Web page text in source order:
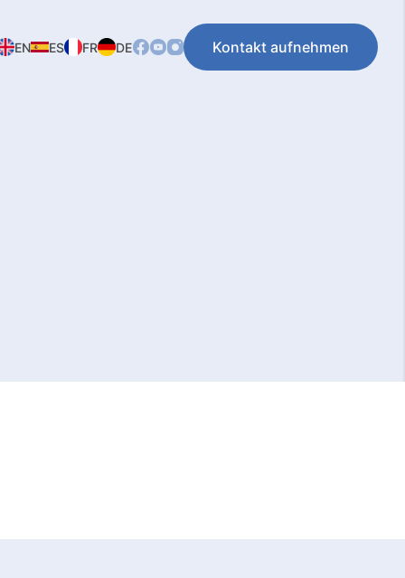
EN ES FR DE Kontakt aufnehmen